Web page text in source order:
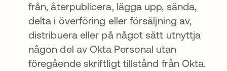
från, återpublicera, lägga upp, sända,
delta i överföring eller försäljning av,
distribuera eller på något sätt utnyttja
någon del av Okta Personal utan
föregående skriftligt tillstånd från Okta.